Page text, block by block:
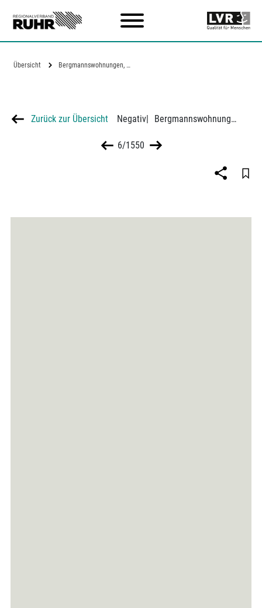
Übersicht Bergmannswohnungen, Zeichnung und Risse
Zurück zur Übersicht Negativ| Bergmannswohnungen, Zeichnung und Risse
6/1550